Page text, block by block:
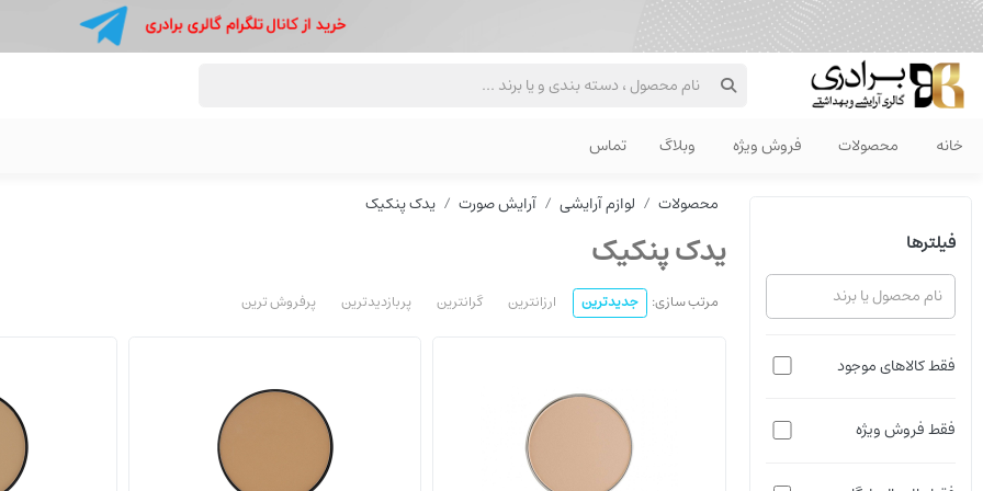
خانه
محصولات فروش ویژه وبلاگ تماس
فیلترها
فقط کالاهای موجود
فقط فروش ویژه
محصولات لوازم آرایشی آرایش صورت یدک پنکیک
یدک پنکیک
مرتب سازی: جدیدترین ارزانترین گرانترین پربازدیدترین پرفروش ترین